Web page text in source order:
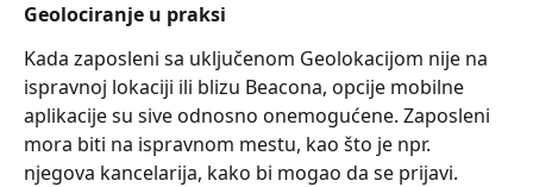
Geolociranje u praksi
Kada zaposleni sa uključenom Geolokacijom nije na
ispravnoj lokaciji ili blizu Beacona, opcije mobilne
aplikacije su sive odnosno onemogućene. Zaposleni
mora biti na ispravnom mestu, kao što je npr.
njegova kancelarija, kako bi mogao da se prijavi.